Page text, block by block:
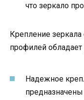
что зеркало
Крепление
профилей
Надежное